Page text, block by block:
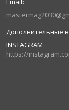
INSTAGRAM